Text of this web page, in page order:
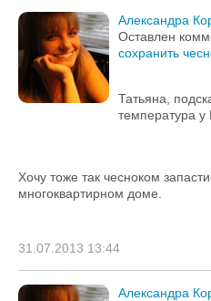
Александра
Оставлен
сохранить
Татьяна,
температура у
Хочу тоже так чесноком
многоквартирном доме.
31.07.2013 13:44
Александра